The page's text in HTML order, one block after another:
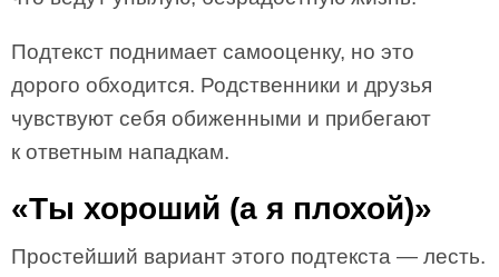
Подтекст поднимает самооценку, но это
дорого обходится. Родственники и друзья
чувствуют себя обиженными и прибегают
к ответным нападкам.
«Ты хороший (а я плохой)»
Простейший вариант этого подтекста — лесть.